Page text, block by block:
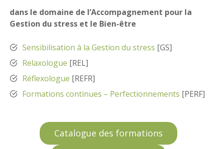
dans le domaine de l’Accompagnement pour la
Gestion du stress et le Bien-être
Sensibilisation à la Gestion du stress [GS]
Relaxologue [REL]
Réflexologue [REFR]
Formations continues – Perfectionnements [PERF]
Catalogue des formations